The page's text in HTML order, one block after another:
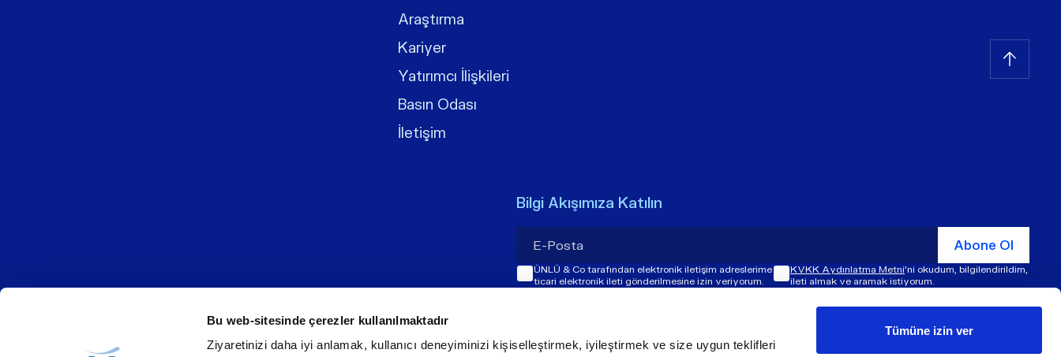
Bu web-sitesinde çerezler kullanılmaktadır
Ziyaretinizi daha iyi anlamak, kullanıcı deneyiminizi kişiselleştirmek, iyileştirmek ve size uygun teklifleri
Tümüne izin ver
Araştırma
Kariyer
Yatırımcı İlişkileri
Basın Odası
İletişim
Bilgi Akışımıza Katılın
Abone Ol
ÜNLÜ & Co tarafından elektronik iletişim adreslerime
ticari elektronik ileti gönderilmesine izin veriyorum.
KVKK Aydınlatma Metni'ni okudum, bilgilendirildim,
ileti almak ve aramak istiyorum.